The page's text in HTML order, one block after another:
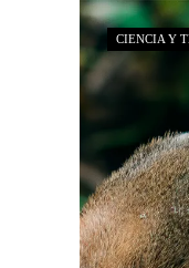
CIENCIA Y